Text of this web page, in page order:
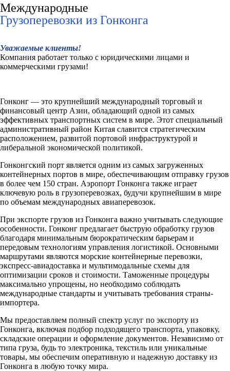
Международные
Грузоперевозки из Гонконга
Уважаемые клиенты!
Компания работает только с юридическими лицами и
коммерческими грузами!
Гонконг — это крупнейший международный торговый и
финансовый центр Азии, обладающий одной из самых
эффективных транспортных систем в мире. Этот специальный
административный район Китая славится стратегическим
расположением, развитой портовой инфраструктурой и
либеральной экономической политикой.
Гонконгский порт является одним из самых загруженных
контейнерных портов в мире, обеспечивающим отправку грузов
в более чем 150 стран. Аэропорт Гонконга также играет
ключевую роль в грузоперевозках, будучи крупнейшим в мире
по объемам международных авиаперевозок.
При экспорте грузов из Гонконга важно учитывать следующие
особенности. Гонконг предлагает быструю обработку грузов
благодаря минимальным бюрократическим барьерам и
передовым технологиям управления логистикой. Основными
маршрутами являются морские контейнерные перевозки,
экспресс-авиадоставка и мультимодальные схемы для
оптимизации сроков и стоимости. Таможенные процедуры
максимально упрощены, но необходимо соблюдать
международные стандарты и учитывать требования страны-
импортера.
Мы предоставляем полный спектр услуг по экспорту из
Гонконга, включая подбор подходящего транспорта, упаковку,
складские операции и оформление документов. Независимо от
типа груза, будь то электроника, текстиль или уникальные
товары, мы обеспечим оперативную и надежную доставку из
Гонконга в любую точку мира.